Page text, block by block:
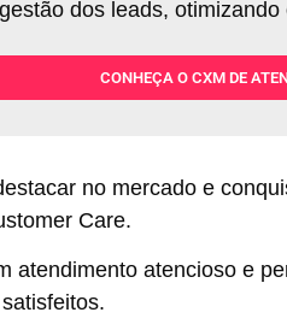
dos leads,
CONHEÇA O CXM DE
no mercado e
Care.
atendimento atencioso e